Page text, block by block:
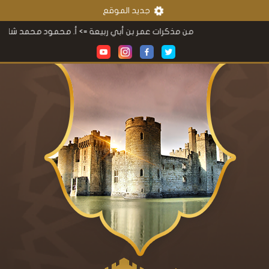
جديد الموقع
من مذكرات عمر بن أبي ربيعة => أ. محمود محمد شاكر